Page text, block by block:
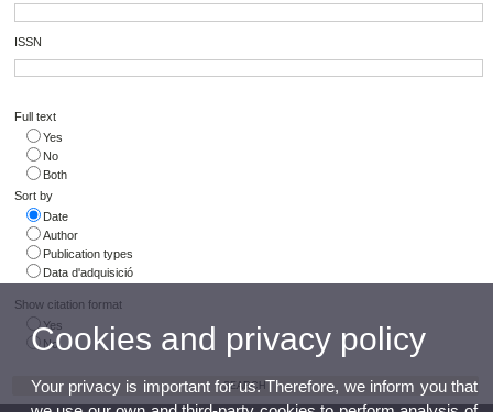
ISSN
Full text
Yes
No
Both
Sort by
Date
Author
Publication types
Data d'adquisició
Show citation format
Yes
No
Cookies and privacy policy
Your privacy is important for us. Therefore, we inform you that